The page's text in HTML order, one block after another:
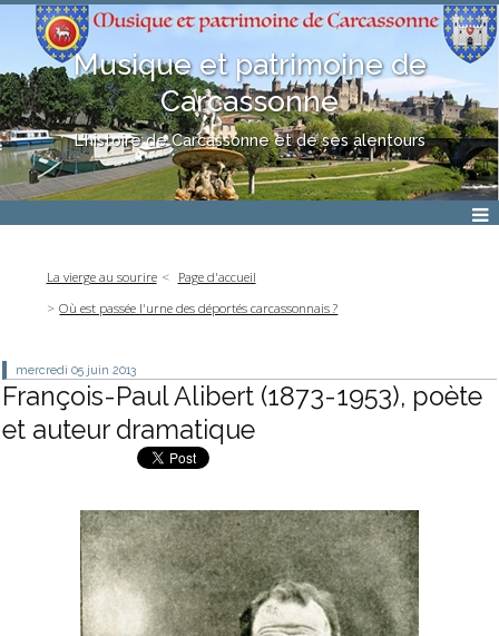
Musique et patrimoine de
Carcassonne
L'histoire de Carcassonne et de ses alentours
La vierge au sourire
Page d'accueil
Où est passée l'urne des déportés carcassonnais ?
mercredi 05 juin 2013
François-Paul Alibert (1873-1953), poète
et auteur dramatique